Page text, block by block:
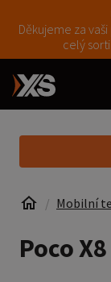
Děkujeme za
celý
Mobilní
Poco